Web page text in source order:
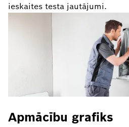
ieskaites testa jautājumi.
Apmācību grafiks